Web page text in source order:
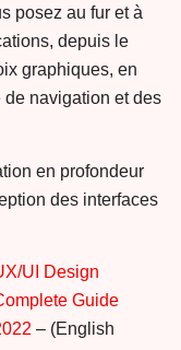
posez au fur et à
depuis le
graphiques, en
navigation et des
en profondeur
des interfaces
UI Design
Guide
– (English